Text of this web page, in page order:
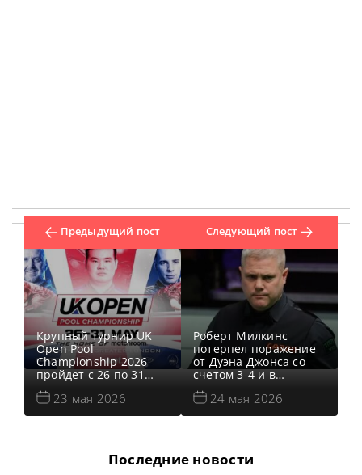
Предыдущий пост
Крупный турнир UK
Open Pool
Championship 2026
пройдет с 26 по 31
мая в Эссексе с
участием Стюарта
Бинхэма и Криса
Определен состав
участников UK Open
23 мая 2026
Следующий пост
Роберт Милкинс
потерпел поражение
от Дуэна Джонса со
счетом 3-4 и в
третьем раунде
отборочного турнира
Q School 1 2026 в
Джонса со счетом 3-4
24 мая 2026
Последние новости